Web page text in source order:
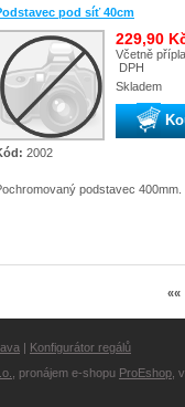
pod síť 40cm
229,90
Včetně
DPH
Skladem
2002
podstavec 400mm.
««
| Konfigurátor regálů
, pronájem e-shopu ProEshop ,